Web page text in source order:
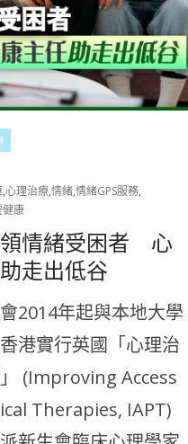
,心理治療,情緒,情緒GPS服務,
康
領情緒受困者 心
走出低谷
2014年起與本地大學
港實行英國「心理治
(Improving Access
Therapies, IAPT)